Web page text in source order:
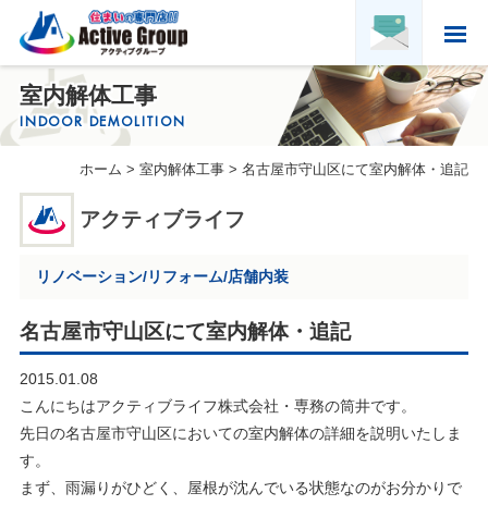
ホーム
HOME
アクティブグループについて
実績紹介
PORTFOLIO
お客様の声
求人募集・協力会社募集
会社概要
COMPANY PROFILE
室内解体工事
INDOOR DEMOLITION
ホーム >室内解体工事 >名古屋市守山区にて室内解体・追記
アクティブライフ
リノベーション/リフォーム/店舗内装
名古屋市守山区にて室内解体・追記
2015.01.08
こんにちはアクティブライフ株式会社・専務の筒井です。
先日の名古屋市守山区においての室内解体の詳細を説明いたしま
す。
まず、雨漏りがひどく、屋根が沈んでいる状態なのがお分かりで